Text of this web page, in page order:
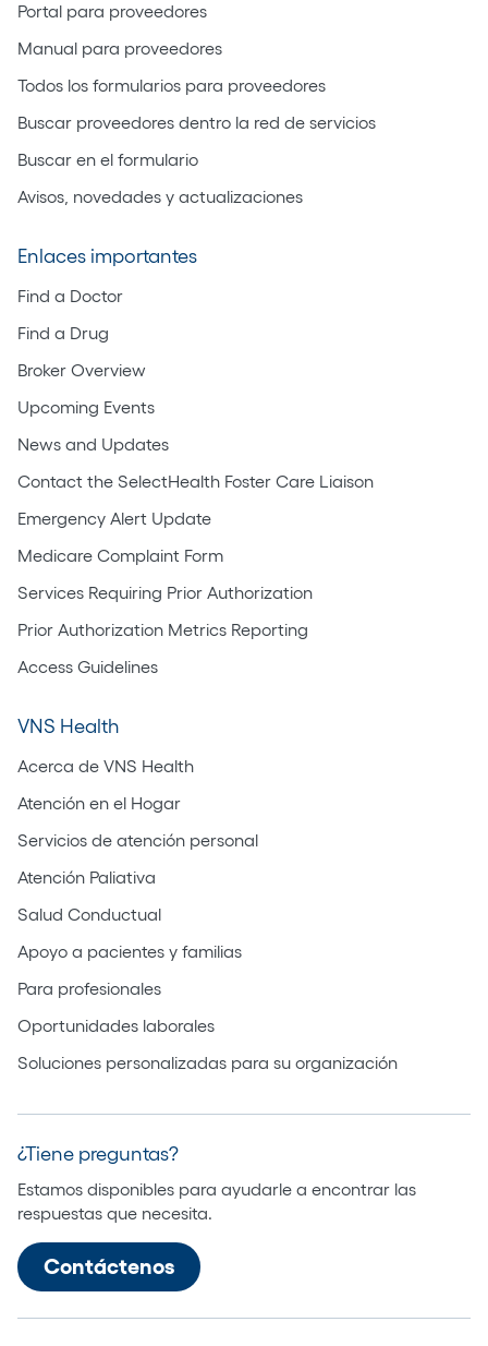
Portal para proveedores
Manual para proveedores
Todos los formularios para proveedores
Buscar proveedores dentro la red de servicios
Buscar en el formulario
Avisos, novedades y actualizaciones
Enlaces importantes
Find a Doctor
Find a Drug
Broker Overview
Upcoming Events
News and Updates
Contact the SelectHealth Foster Care Liaison
Emergency Alert Update
Medicare Complaint Form
Services Requiring Prior Authorization
Prior Authorization Metrics Reporting
Access Guidelines
VNS Health
Acerca de VNS Health
Atención en el Hogar
Servicios de atención personal
Atención Paliativa
Salud Conductual
Apoyo a pacientes y familias
Para profesionales
Oportunidades laborales
Soluciones personalizadas para su organización
¿Tiene preguntas?
Estamos disponibles para ayudarle a encontrar las
respuestas que necesita.
Contáctenos